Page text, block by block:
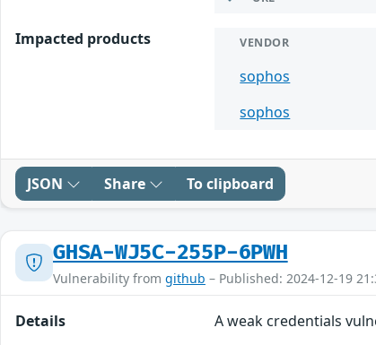
Impacted products VENDOR
sophos
sophos
JSON Share To clipboard
GHSA-WJ5C-255P-6PWH
Vulnerability from github – Published: 2024-12-19
Details A weak credentials